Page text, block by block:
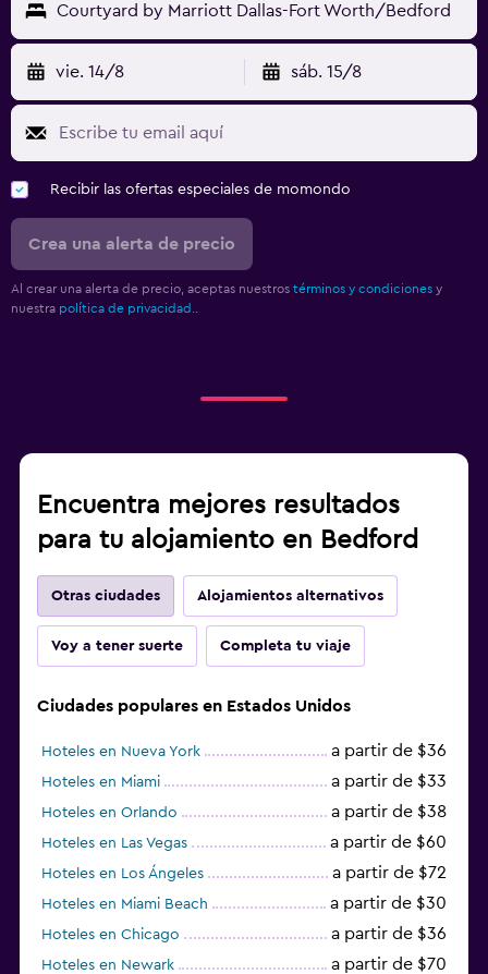
Courtyard by Marriott Dallas-Fort Worth/Bedford
vie. 14/8 sáb. 15/8
Recibir las ofertas especiales de momondo
Crea una alerta de precio
Al crear una alerta de precio, aceptas nuestros términos y condiciones y
nuestra política de privacidad.
Encuentra mejores resultados
para tu alojamiento en Bedford
Otras ciudades Alojamientos alternativos
Voy a tener suerte Completa tu viaje
Ciudades populares en Estados Unidos
Hoteles en Nueva York a partir de $36
Hoteles en Miami a partir de $33
Hoteles en Orlando a partir de $38
Hoteles en Las Vegas a partir de $60
Hoteles en Los Ángeles a partir de $72
Hoteles en Miami Beach a partir de $30
Hoteles en Chicago a partir de $36
Hoteles en Newark a partir de $70